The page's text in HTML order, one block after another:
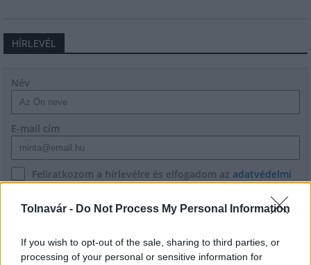
Tolnavár - Do Not Process My Personal Information
If you wish to opt-out of the sale, sharing to third parties, or
processing of your personal or sensitive information for
HÍRLEVÉL
Név
E-mail cím
Feliratkozom a hírlevélre és elfogadom az adatvédelmi
FELIRATKOZÁS